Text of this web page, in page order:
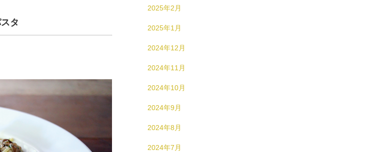
タ
2025年2月
2025年1月
2024年12月
2024年11月
2024年10月
2024年9月
2024年8月
2024年7月